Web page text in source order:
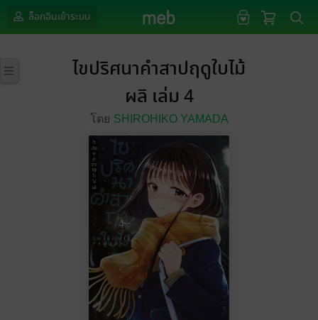
ล็อกอินเข้าระบบ
ไขปริศนาคำสาปฤดูใบไม้
ผลิ เล่ม 4
โดย SHIROHIKO YAMADA